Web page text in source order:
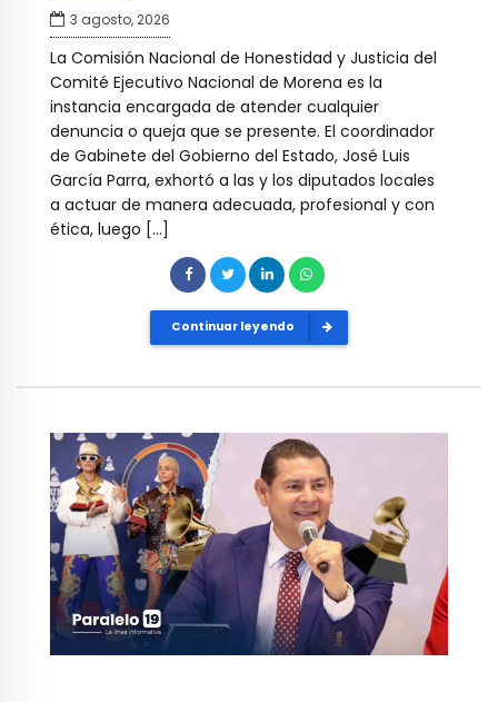
3 agosto, 2026
La Comisión Nacional de Honestidad y Justicia del
Comité Ejecutivo Nacional de Morena es la
instancia encargada de atender cualquier
denuncia o queja que se presente. El coordinador
de Gabinete del Gobierno del Estado, José Luis
García Parra, exhortó a las y los diputados locales
a actuar de manera adecuada, profesional y con
ética, luego […]
Continuar leyendo